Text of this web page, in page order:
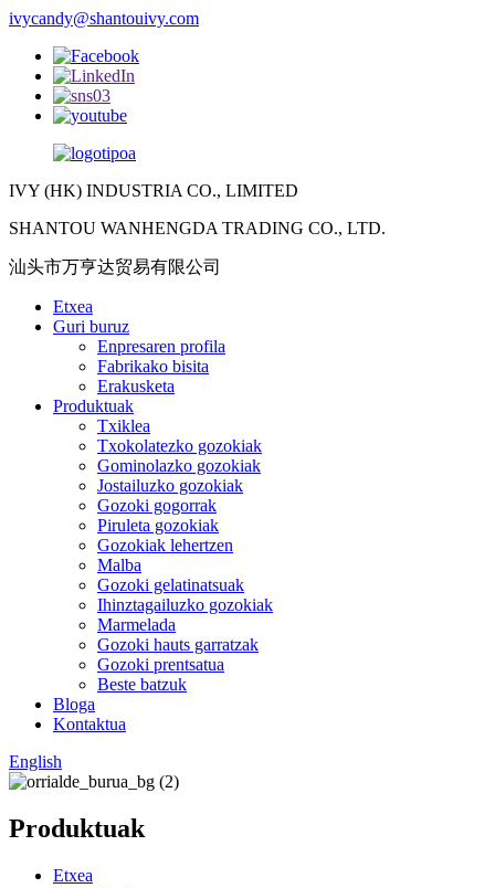
ivycandy@shantouivy.com
IVY (HK) INDUSTRIA CO., LIMITED
SHANTOU WANHENGDA TRADING CO., LTD.
汕头市万亨达贸易有限公司
Etxea
Guri buruz
Enpresaren profila
Fabrikako bisita
Erakusketa
Produktuak
Txiklea
Txokolatezko gozokiak
Gominolazko gozokiak
Jostailuzko gozokiak
Gozoki gogorrak
Piruleta gozokiak
Gozokiak lehertzen
Malba
Gozoki gelatinatsuak
Ihinztagailuzko gozokiak
Marmelada
Gozoki hauts garratzak
Gozoki prentsatua
Beste batzuk
Bloga
Kontaktua
English
Produktuak
Etxea